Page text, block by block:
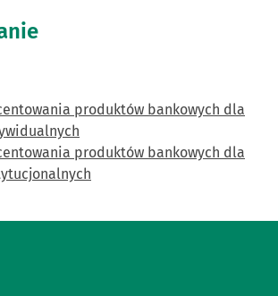
produktów bankowych dla
produktów bankowych dla